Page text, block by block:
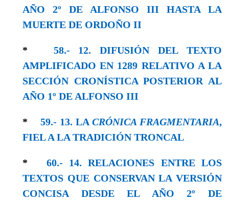
AÑO 2º DE ALFONSO III HASTA LA
MUERTE DE ORDOÑO II
* 58.- 12. DIFUSIÓN DEL TEXTO
AMPLIFICADO EN 1289 RELATIVO A LA
SECCIÓN CRONÍSTICA POSTERIOR AL
AÑO 1º DE ALFONSO III
* 59.- 13. LA CRÓNICA FRAGMENTARIA,
FIEL A LA TRADICIÓN TRONCAL
* 60.- 14. RELACIONES ENTRE LOS
TEXTOS QUE CONSERVAN LA VERSIÓN
CONCISA DESDE EL AÑO 2º DE